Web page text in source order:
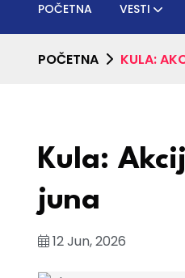
POČETNA VESTI
POČETNA KULA:
Kula:
juna
12 Jun, 2026